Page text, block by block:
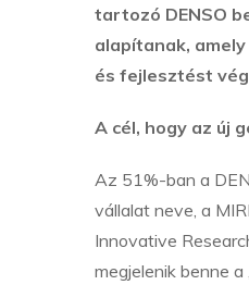
tartozó DENSO
alapítanak,
és fejlesztést
A cél, hogy az új
Az 51%-ban a
vállalat neve, a
Innovative
megjelenik benne a